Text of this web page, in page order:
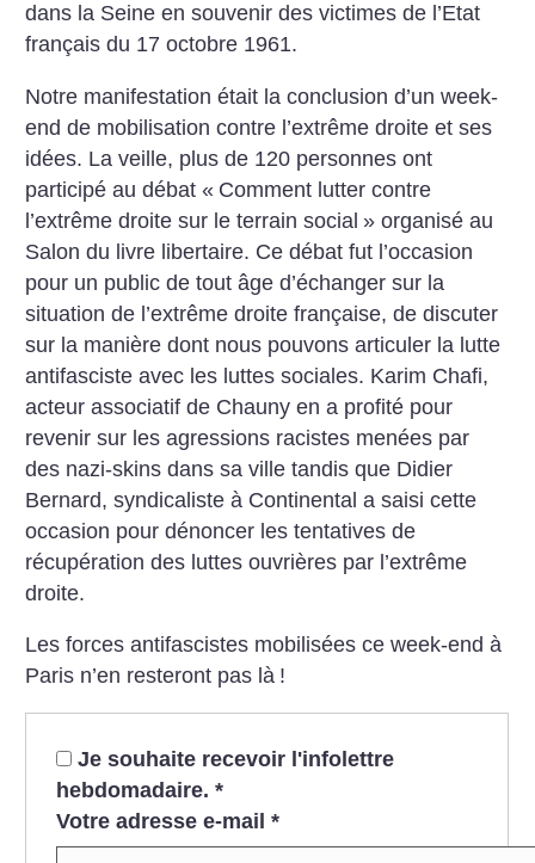
dans la Seine en souvenir des victimes de l’Etat
français du 17 octobre 1961.
Notre manifestation était la conclusion d’un week-
end de mobilisation contre l’extrême droite et ses
idées. La veille, plus de 120 personnes ont
participé au débat « Comment lutter contre
l’extrême droite sur le terrain social » organisé au
Salon du livre libertaire. Ce débat fut l’occasion
pour un public de tout âge d’échanger sur la
situation de l’extrême droite française, de discuter
sur la manière dont nous pouvons articuler la lutte
antifasciste avec les luttes sociales. Karim Chafi,
acteur associatif de Chauny en a profité pour
revenir sur les agressions racistes menées par
des nazi-skins dans sa ville tandis que Didier
Bernard, syndicaliste à Continental a saisi cette
occasion pour dénoncer les tentatives de
récupération des luttes ouvrières par l’extrême
droite.
Les forces antifascistes mobilisées ce week-end à
Paris n’en resteront pas là !
Je souhaite recevoir l'infolettre
hebdomadaire. *
Votre adresse e-mail *